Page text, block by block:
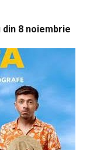
din 8 noiembrie